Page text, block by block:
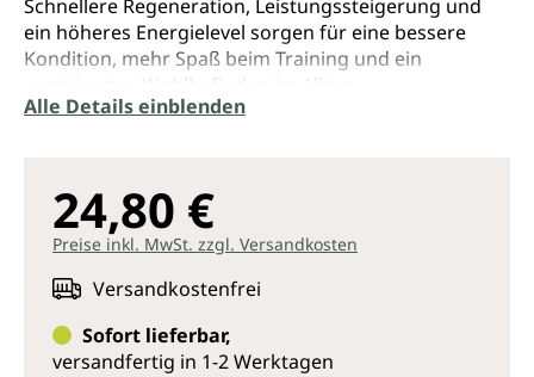
Schnellere Regeneration, Leistungssteigerung und
ein höheres Energielevel sorgen für eine bessere
Kondition, mehr Spaß beim Training und ein
gesteigertes Wohlbefinden im Alltag.
sich schnell und einfach zubereiten lassen. Der
erfahrene Sportler hat die besten Gerichte
zusammengetragen, die zuverlässig und direkt
Energie liefern, ohne den Körper zu belasten:
• Energiereiche und bekömmliche Frühstücksideen
wie Bananen-Pfannkuchen mit Mandelmus oder
Alle Details einblenden
24,80 €
Preise inkl. MwSt. zzgl. Versandkosten
Versandkostenfrei
Sofort lieferbar,
versandfertig in 1-2 Werktagen